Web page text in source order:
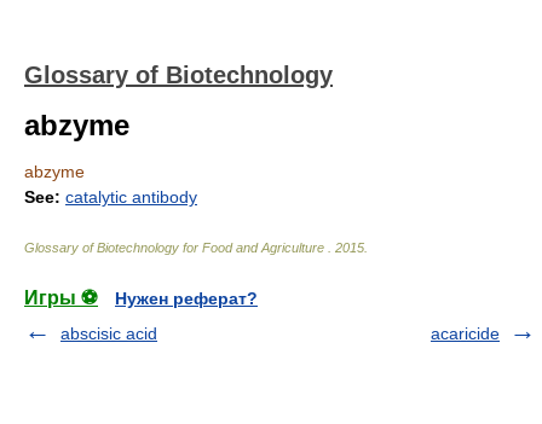
Glossary of Biotechnology
abzyme
abzyme
See: catalytic antibody
Glossary of Biotechnology for Food and Agriculture 2015
Игры ⚽
Нужен реферат?
abscisic acid
acaricide